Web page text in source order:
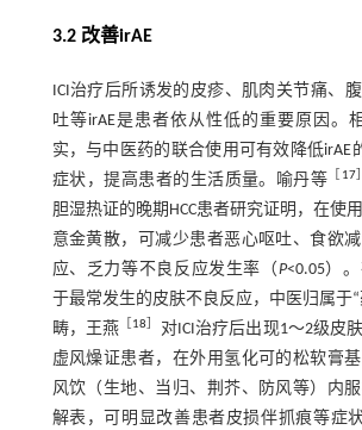
3.2 改善irAE
ICI治疗后所诱发的皮疹、肌肉关节痛、
吐等irAE是患者依从性低的重要原因。
实，与中医药的联合使用可有效降低irAE
症状，提高患者的生活质量。喻丹等
17
胆湿热证的晚期HCC患者研究证明，在使
意金黄散，可减少患者恶心呕吐、食欲
应、乏力等不良反应发生率（P<0.05）
于最常发生的皮肤不良反应，中医归属于“
畴，王燕
18
对ICI治疗后出现1～2级皮
虚风燥证患者，在外用氢化可的松软膏
风饮（生地、当归、荆芥、防风等）内
解表，可明显改善患者皮损伴抓痕等症